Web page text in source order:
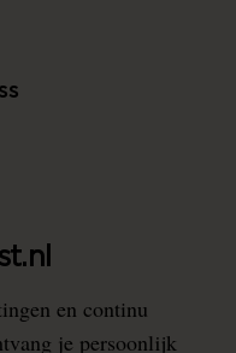
en continu
je persoonlijk